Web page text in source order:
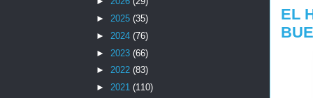
EL
► 2025 (35)
► 2024 (76)
► 2023 (66)
► 2022 (83)
► 2021 (110)